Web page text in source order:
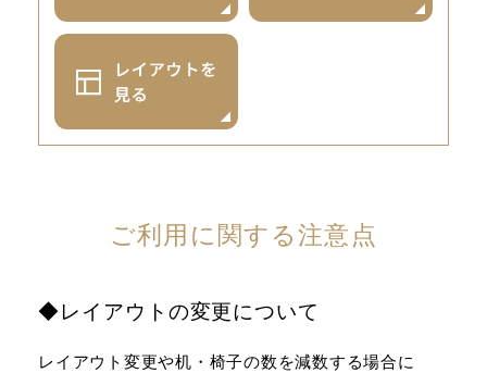
ご利用に関する注意点
◆レイアウトの変更について
レイアウト変更や机・椅子の数を減数する場合に